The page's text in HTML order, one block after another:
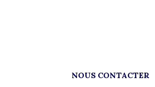
NOUS CONTACTER